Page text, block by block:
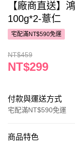
【廠商直送】
100g*2-薏仁
宅配滿NT$590免運
NT$459
NT$299
付款與運送方式
宅配滿NT$590免運
POYA支付
商品特色